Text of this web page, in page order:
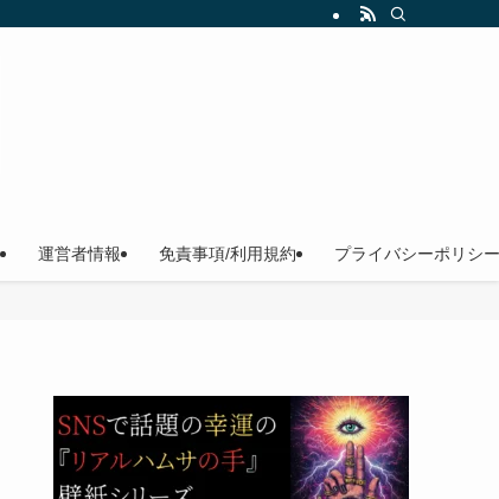
運営者情報 免責事項/利用規約 プライバシーポリシー